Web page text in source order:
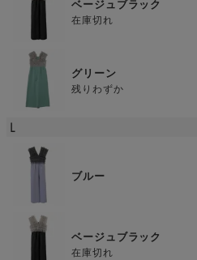
ベージュブラック
在庫切れ
グリーン
残りわずか
L
ブルー
ベージュブラック
在庫切れ